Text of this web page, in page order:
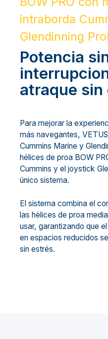
intraborda
Glendinning
Potencia
atraque
Para mejorar la
más navegantes,
Cummins Marine y
hélices de proa BOW
Cummins y el joystick
único sistema.
El sistema combina el
las hélices de proa
usar, garantizando que
en espacios reducidos
sin estrés.